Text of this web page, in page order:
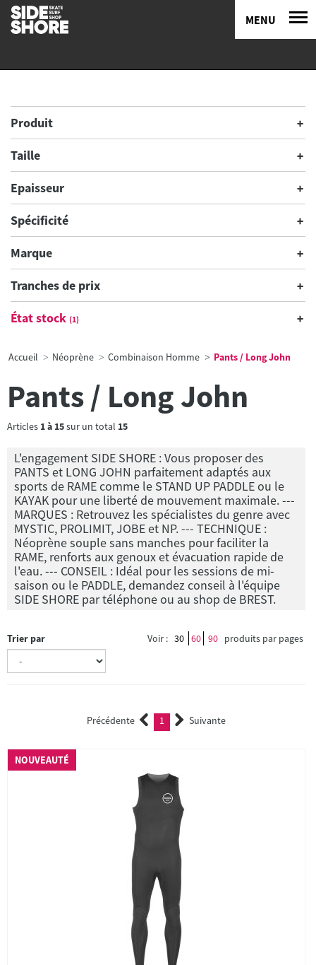
MENU
Produit
Taille
Epaisseur
Spécificité
Marque
Tranches de prix
État stock (1)
Accueil Néoprène Combinaison Homme Pants / Long John
Pants / Long John
Articles 1à 15sur un total 15
L'engagement SIDE SHORE : Vous proposer des
PANTS et LONG JOHN parfaitement adaptés aux
sports de RAME comme le STAND UP PADDLE ou le
KAYAK pour une liberté de mouvement maximale. ---
MARQUES : Retrouvez les spécialistes du genre avec
MYSTIC, PROLIMIT, JOBE et NP. --- TECHNIQUE :
Néoprène souple sans manches pour faciliter la
RAME, renforts aux genoux et évacuation rapide de
l'eau. --- CONSEIL : Idéal pour les sessions de mi-
saison ou le PADDLE, demandez conseil à l'équipe
SIDE SHORE par téléphone ou au shop de BREST.
Trier par Voir : 30 60 90 produits par pages
Précédente 1 (current)Suivante
NOUVEAUTÉ